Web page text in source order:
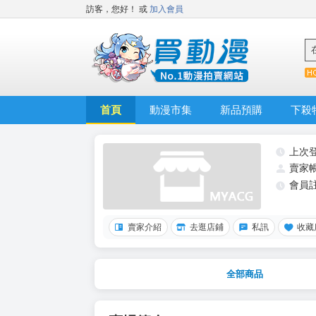
訪客，您好！ 或 加入會員
首頁 動漫市集 新品預購 下殺
上次
賣家
會員
賣家介紹 去逛店鋪 私訊 收藏
全部商品